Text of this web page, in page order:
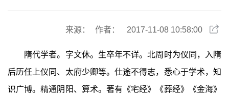
来源： 作者： 2017-11-08 10:58:00
隋代学者。字文休。生卒年不详。北周时为仪同，入隋
后历任上仪同、太府少卿等。仕途不得志，悉心于学术，知
识广博。精通阴阳、算术。著有《宅经》《葬经》《金海》